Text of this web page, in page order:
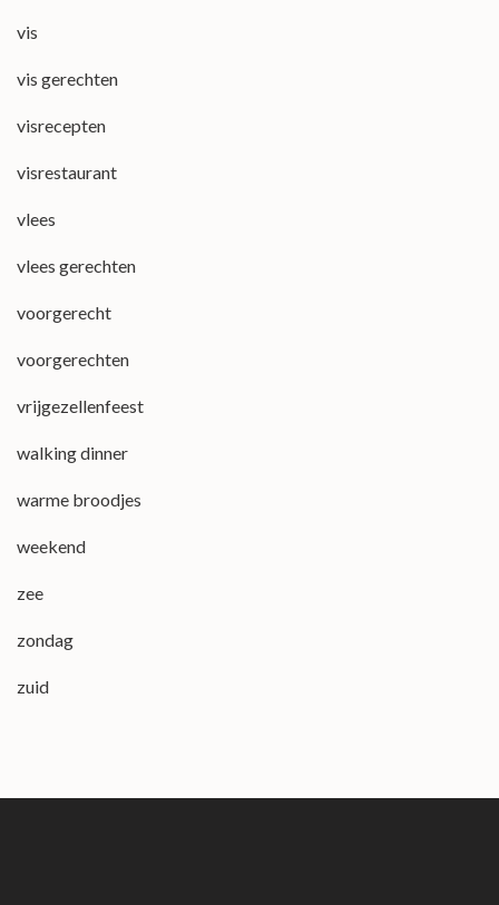
vis
vis gerechten
visrecepten
visrestaurant
vlees
vlees gerechten
voorgerecht
voorgerechten
vrijgezellenfeest
walking dinner
warme broodjes
weekend
zee
zondag
zuid